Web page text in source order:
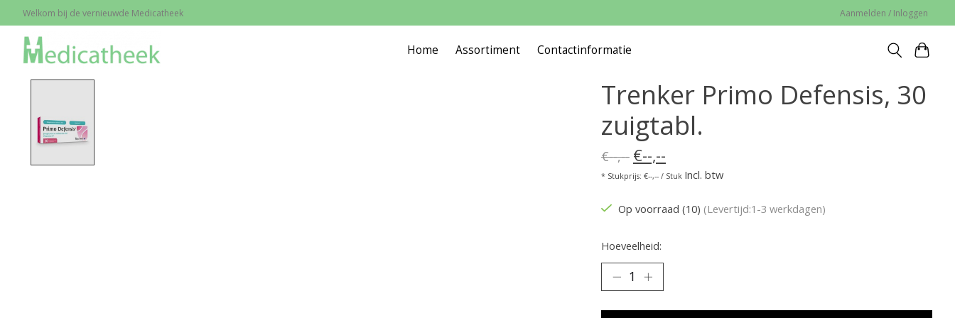
Welkom bij de vernieuwde Medicatheek Aanmelden / Inloggen
Home Assortiment Contactinformatie
Home
Trenker Primo Defensis, 30
zuigtabl.
€--,-- €--,--
* Stukprijs: €--,-- / Stuk Incl. btw
Op voorraad (10) (Levertijd:1-3 werkdagen)
Hoeveelheid: